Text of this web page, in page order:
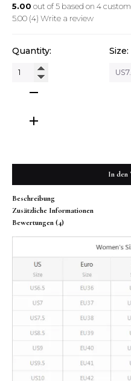
5.00 out of5 based on 4
5.00 (4) Write a review
Quantity:
Soft
Women
Menge
Size:
In den
Beschreibung
Zusätzliche Informationen
Bewertungen (4)